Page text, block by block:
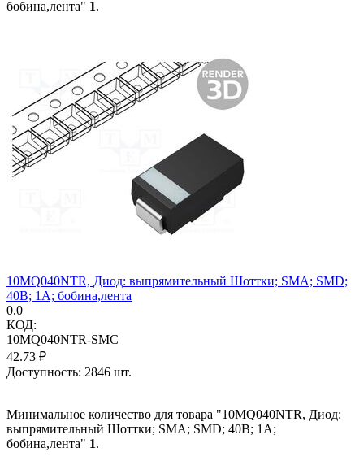
бобина,лента" 1.
10MQ040NTR, Диод: выпрямительный Шоттки; SMA; SMD;
40В; 1А; бобина,лента
0.0
КОД:
10MQ040NTR-SMC
42.73 ₽
Доступность: 2846 шт.
Минимальное количество для товара "10MQ040NTR, Диод:
выпрямительный Шоттки; SMA; SMD; 40В; 1А;
бобина,лента" 1.